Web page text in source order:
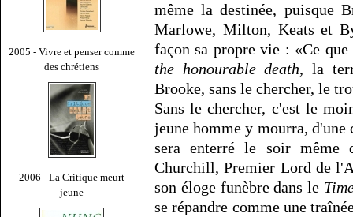
2005 - Vivre et penser comme
des chrétiens
2006 - La Critique meurt
jeune
même la destinée, puisque
Marlowe, Milton, Keats et
façon sa propre vie : «Ce
the honourable death, la
Brooke, sans le chercher, le
Sans le chercher, c'est le
jeune homme y mourra,
sera enterré le soir même
Churchill, Premier Lord de
son éloge funèbre dans le
se répandre comme une